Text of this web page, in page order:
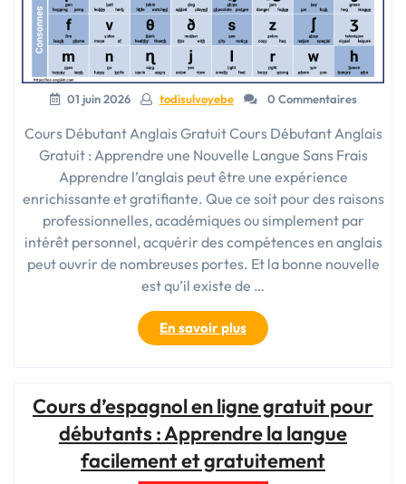
01 juin 2026 todisulvoyebe 0 Commentaires
Cours Débutant Anglais Gratuit Cours Débutant Anglais
Gratuit : Apprendre une Nouvelle Langue Sans Frais
Apprendre l’anglais peut être une expérience
enrichissante et gratifiante. Que ce soit pour des raisons
professionnelles, académiques ou simplement par
intérêt personnel, acquérir des compétences en anglais
peut ouvrir de nombreuses portes. Et la bonne nouvelle
est qu’il existe de …
En savoir plus« Cours
Débutant
Apprendre
sans
Frais »
Cours d’espagnol en ligne gratuit pour
débutants : Apprendre la langue
facilement et gratuitement